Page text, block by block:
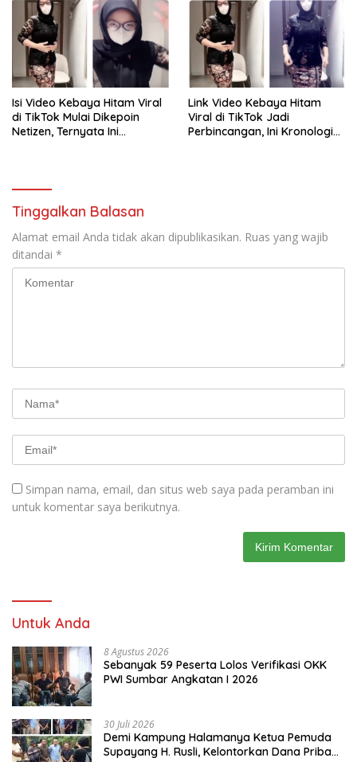
Isi Video Kebaya Hitam Viral
di TikTok Mulai Dikepoin
Netizen, Ternyata Ini
Link Video Kebaya Hitam
Viral di TikTok Jadi
Perbincangan, Ini Kronologi
Tinggalkan Balasan
Alamat email Anda tidak akan dipublikasikan. Ruas yang wajib
ditandai *
Simpan nama, email, dan situs web saya pada peramban ini
untuk komentar saya berikutnya.
Untuk Anda
8 Agustus 2026
Sebanyak 59 Peserta Lolos Verifikasi OKK
PWI Sumbar Angkatan I 2026
30 Juli 2026
Demi Kampung Halamanya Ketua Pemuda
Supayang H. Rusli, Kelontorkan Dana Pribadi